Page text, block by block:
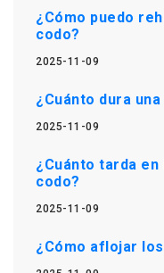
¿Cómo puedo
codo?
2025-11-09
¿Cuánto dura
2025-11-09
¿Cuánto tarda
codo?
2025-11-09
¿Cómo aflojar